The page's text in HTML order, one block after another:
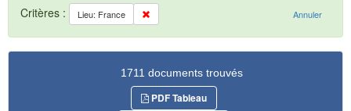
Critères : Lieu: France Annuler
1711 documents trouvés
PDF Tableau